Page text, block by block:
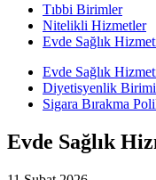
Tıbbi Birimler
Nitelikli Hizmetler
Evde Sağlık
Evde Sağlık
Diyetisyenlik Birimi
Sigara Bırakma
Evde Sağlık